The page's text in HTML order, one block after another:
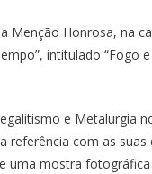
Menção Honrosa, na
intitulado “Fogo
e Metalurgia
referência com as
uma mostra